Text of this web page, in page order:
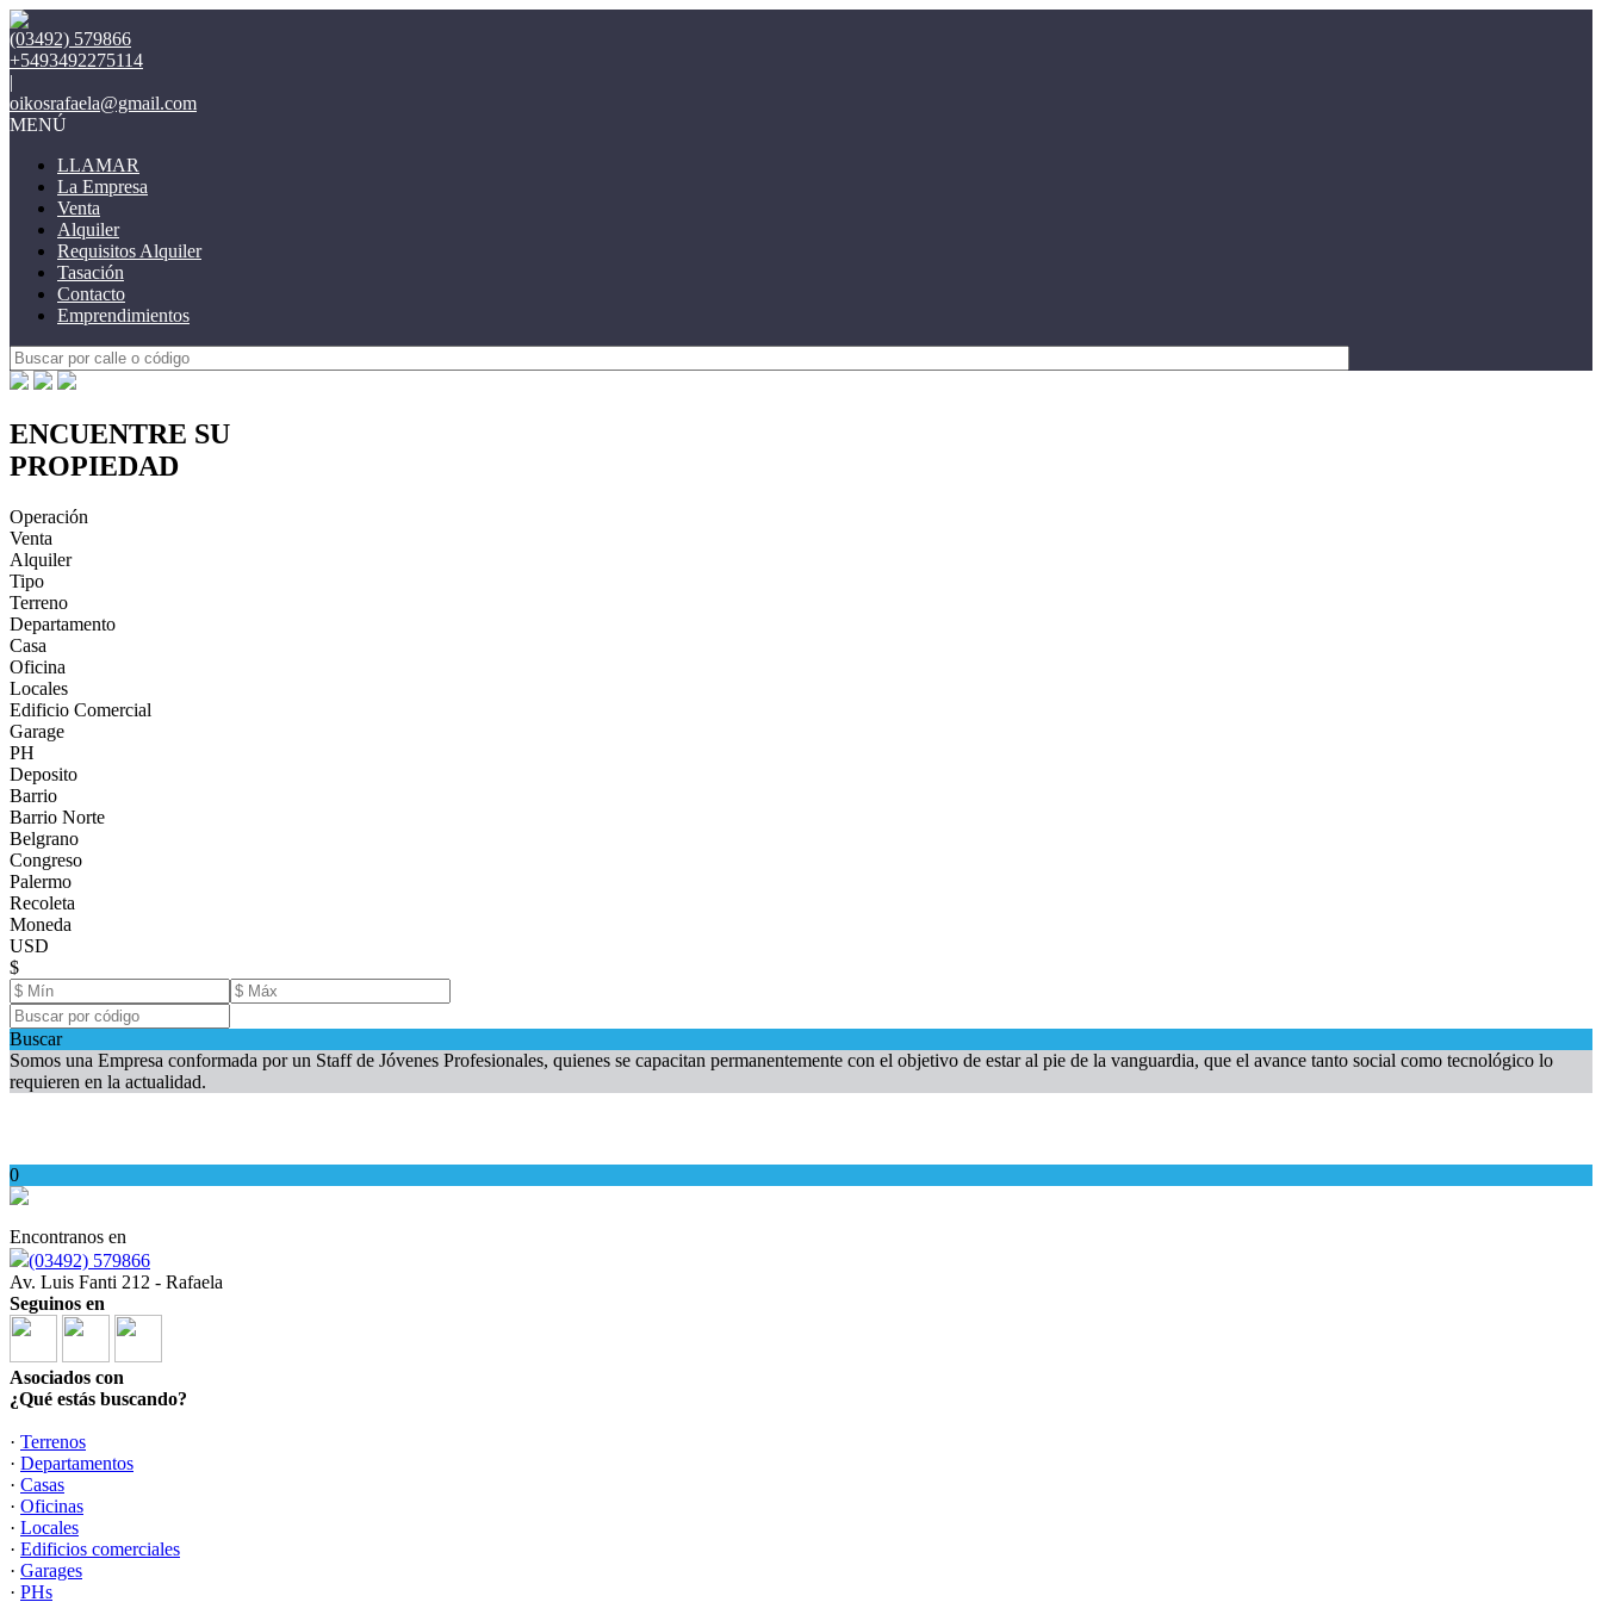
(03492) 579866
+5493492275114
|
oikosrafaela@gmail.com
MENÚ
LLAMAR
La Empresa
Venta
Alquiler
Requisitos Alquiler
Tasación
Contacto
Emprendimientos
ENCUENTRE SU
PROPIEDAD
Operación
Venta
Alquiler
Tipo
Terreno
Departamento
Casa
Oficina
Locales
Edificio Comercial
Garage
PH
Deposito
Barrio
Barrio Norte
Belgrano
Congreso
Palermo
Recoleta
Moneda
USD
$
Buscar
Somos una Empresa conformada por un Staff de Jóvenes Profesionales, quienes se capacitan permanentemente con el objetivo de estar al pie de la vanguardia, que el avance tanto social como tecnológico lo
requieren en la actualidad.
0
Encontranos en
(03492) 579866
Av. Luis Fanti 212 - Rafaela
Seguinos en
Asociados con
¿Qué estás buscando?
· Terrenos
· Departamentos
· Casas
· Oficinas
· Locales
· Edificios comerciales
· Garages
· PHs